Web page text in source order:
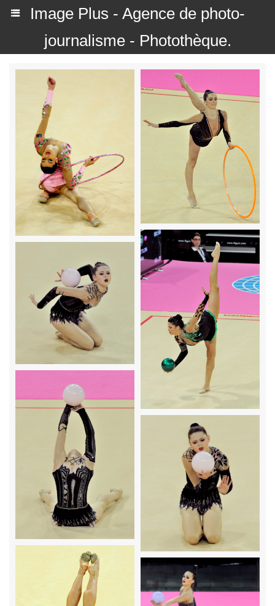
Image Plus - Agence de photo-
journalisme - Photothèque.